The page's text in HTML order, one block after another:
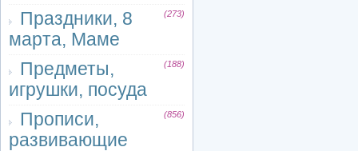
Праздники, 8
марта, Маме
(273)
Предметы,
игрушки, посуда
(188)
Прописи,
развивающие
(856)